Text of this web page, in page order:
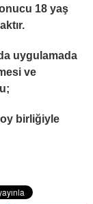
18 yaş
uygulamada
ve
oy birliğiyle